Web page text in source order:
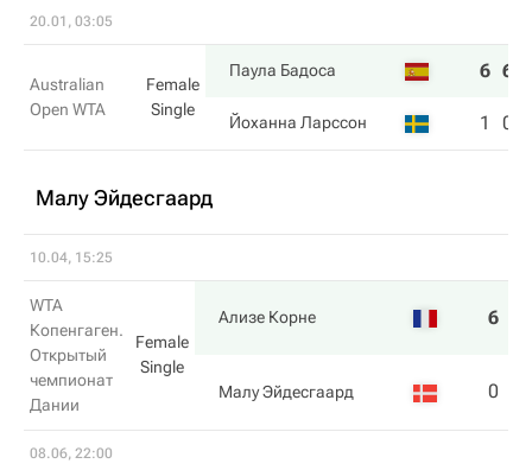
20.01, 03:05
Australian
Open WTA
Female
Single
Паула Бадоса 6 6
Йоханна Ларссон 1 0
Малу Эйдесгаард
10.04, 15:25
WTA
Копенгаген.
Открытый
чемпионат
Дании
Female
Single
Ализе Корне 6
Малу Эйдесгаард 0
08.06, 22:00